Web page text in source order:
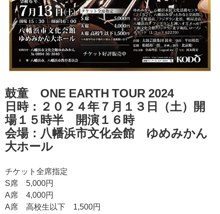
鼓童 ONE EARTH TOUR 2024
日時：２０２４年７月１３日（土）開
場１５時半 開演１６時
会場：八幡浜市文化会館 ゆめみかん
大ホール
チケット全席指定
S席 5,000円
A席 4,000円
A席 高校生以下 1,500円